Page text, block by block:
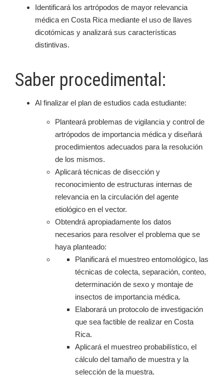
Identificará los artrópodos de mayor relevancia
médica en Costa Rica mediante el uso de llaves
dicotómicas y analizará sus características
distintivas.
Saber procedimental:
Al finalizar el plan de estudios cada estudiante:
Planteará problemas de vigilancia y control de
artrópodos de importancia médica y diseñará
procedimientos adecuados para la resolución
de los mismos.
Aplicará técnicas de disección y
reconocimiento de estructuras internas de
relevancia en la circulación del agente
etiológico en el vector.
Obtendrá apropiadamente los datos
necesarios para resolver el problema que se
haya planteado:
Planificará el muestreo entomológico, las
técnicas de colecta, separación, conteo,
determinación de sexo y montaje de
insectos de importancia médica.
Elaborará un protocolo de investigación
que sea factible de realizar en Costa
Rica.
Aplicará el muestreo probabilístico, el
cálculo del tamaño de muestra y la
selección de la muestra.